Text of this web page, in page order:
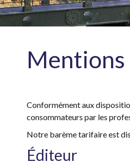
Mentions
Conformément aux
consommateurs par les
Notre barème tarifaire est
Éditeur